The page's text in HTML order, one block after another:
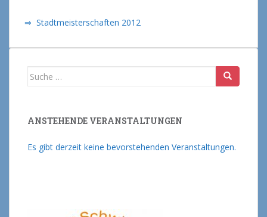
⇒ Stadtmeisterschaften 2012
Suche nach:
ANSTEHENDE VERANSTALTUNGEN
Es gibt derzeit keine bevorstehenden Veranstaltungen.